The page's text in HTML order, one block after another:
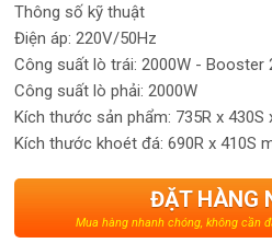
Thông số kỹ thuật
Điện áp: 220V/50Hz
Công suất lò trái: 2000W - Booster
Công suất lò phải: 2000W
Kích thước sản phẩm: 735R x 430S
Kích thước khoét đá: 690R x 410S
ĐẶT HÀNG
Mua hàng nhanh chóng, không cần